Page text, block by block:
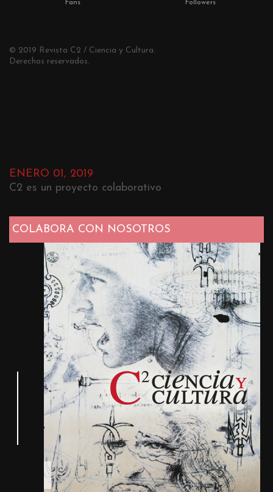
Fans Followers
© 2019 Revista C2 / Ciencia y Cultura.
Derechos reservados.
ENERO 01, 2019
C2 es un proyecto colaborativo
COLABORA CON NOSOTROS